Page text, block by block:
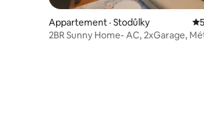
Appartement · Stodůlky
2BR Sunny Home- AC, 2xGarage,